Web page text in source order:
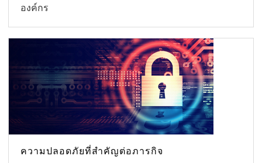
องค์กร
ความปลอดภัยที่สำคัญต่อภารกิจ